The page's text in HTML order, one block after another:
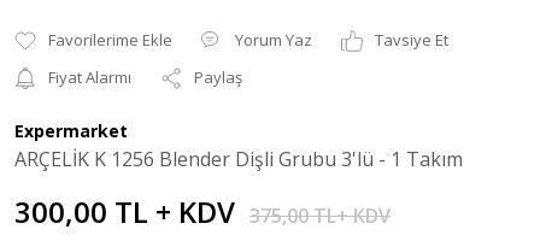
Yorum Yaz
Tavsiye Et
Fiyat Alarmı
Paylaş
Expermarket
ARÇELİK K 1256 Blender Dişli Grubu 3'lü - 1 Takım
300,00 TL + KDV 375,00 TL+ KDV